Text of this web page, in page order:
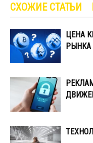
СХОЖИЕ СТАТЬИ
ЦЕНА
РЫНКА